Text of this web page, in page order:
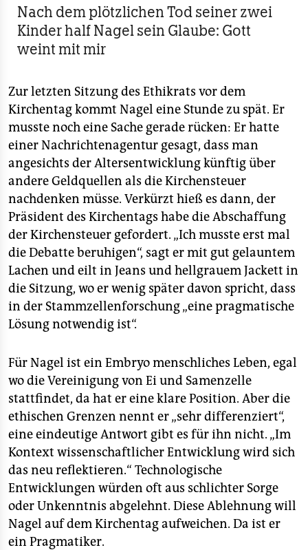
Nach dem plötzlichen Tod seiner zwei
Kinder half Nagel sein Glaube: Gott
weint mit mir
Zur letzten Sitzung des Ethikrats vor dem
Kirchentag kommt Nagel eine Stunde zu spät. Er
musste noch eine Sache gerade rücken: Er hatte
einer Nachrichtenagentur gesagt, dass man
angesichts der Altersentwicklung künftig über
andere Geldquellen als die Kirchensteuer
nachdenken müsse. Verkürzt hieß es dann, der
Präsident des Kirchentags habe die Abschaffung
der Kirchensteuer gefordert. „Ich musste erst mal
die Debatte beruhigen“, sagt er mit gut gelauntem
Lachen und eilt in Jeans und hellgrauem Jackett in
die Sitzung, wo er wenig später davon spricht, dass
in der Stammzellenforschung „eine pragmatische
Lösung notwendig ist“.
Für Nagel ist ein Embryo menschliches Leben, egal
wo die Vereinigung von Ei und Samenzelle
stattfindet, da hat er eine klare Position. Aber die
ethischen Grenzen nennt er „sehr differenziert“,
eine eindeutige Antwort gibt es für ihn nicht. „Im
Kontext wissenschaftlicher Entwicklung wird sich
das neu reflektieren.“ Technologische
Entwicklungen würden oft aus schlichter Sorge
oder Unkenntnis abgelehnt. Diese Ablehnung will
Nagel auf dem Kirchentag aufweichen. Da ist er
ein Pragmatiker.